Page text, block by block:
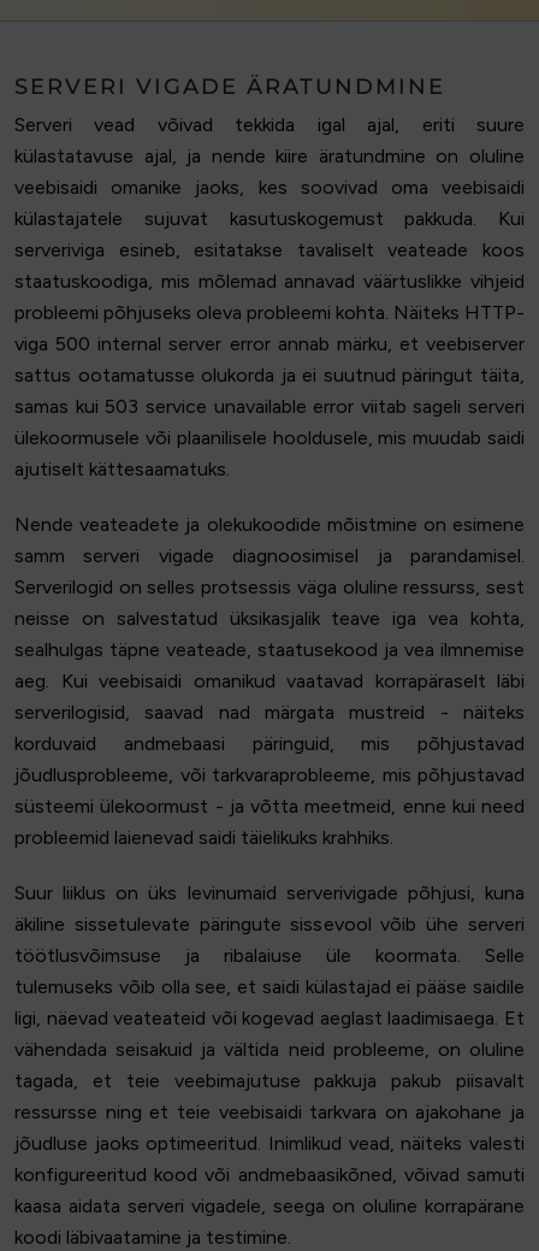
SERVERI VIGADE ÄRATUNDMINE
Serveri vead võivad tekkida igal ajal, eriti suure
külastatavuse ajal, ja nende kiire äratundmine on oluline
veebisaidi omanike jaoks, kes soovivad oma veebisaidi
külastajatele sujuvat kasutuskogemust pakkuda. Kui
serveriviga esineb, esitatakse tavaliselt veateade koos
staatuskoodiga, mis mõlemad annavad väärtuslikke vihjeid
probleemi põhjuseks oleva probleemi kohta. Näiteks HTTP-
viga 500 internal server error annab märku, et veebiserver
sattus ootamatusse olukorda ja ei suutnud päringut täita,
samas kui 503 service unavailable error viitab sageli serveri
ülekoormusele või plaanilisele hooldusele, mis muudab saidi
ajutiselt kättesaamatuks.
Nende veateadete ja olekukoodide mõistmine on esimene
samm serveri vigade diagnoosimisel ja parandamisel.
Serverilogid on selles protsessis väga oluline ressurss, sest
neisse on salvestatud üksikasjalik teave iga vea kohta,
sealhulgas täpne veateade, staatusekood ja vea ilmnemise
aeg. Kui veebisaidi omanikud vaatavad korrapäraselt läbi
serverilogisid, saavad nad märgata mustreid - näiteks
korduvaid andmebaasi päringuid, mis põhjustavad
jõudlusprobleeme, või tarkvaraprobleeme, mis põhjustavad
süsteemi ülekoormust - ja võtta meetmeid, enne kui need
probleemid laienevad saidi täielikuks krahhiks.
Suur liiklus on üks levinumaid serverivigade põhjusi, kuna
äkiline sissetulevate päringute sissevool võib ühe serveri
töötlusvõimsuse ja ribalaiuse üle koormata. Selle
tulemuseks võib olla see, et saidi külastajad ei pääse saidile
ligi, näevad veateateid või kogevad aeglast laadimisaega. Et
vähendada seisakuid ja vältida neid probleeme, on oluline
tagada, et teie veebimajutuse pakkuja pakub piisavalt
ressursse ning et teie veebisaidi tarkvara on ajakohane ja
jõudluse jaoks optimeeritud. Inimlikud vead, näiteks valesti
konfigureeritud kood või andmebaasikõned, võivad samuti
kaasa aidata serveri vigadele, seega on oluline korrapärane
koodi läbivaatamine ja testimine.